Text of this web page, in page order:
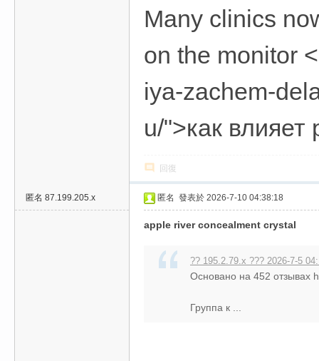
Many clinics
on the monitor
iya-zachem-
u/">как влияет
回復
匿名 87.199.205.x 匿名 發表於 2026-7-10 04:38:18
apple river concealment crystal
?? 195.2.79.x ??? 2026-7-5
Основано на 452 отзывах
Группа к ...